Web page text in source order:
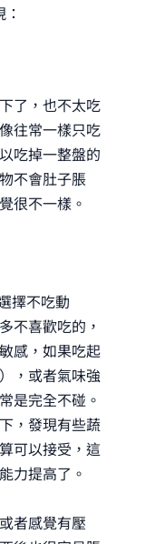
了，也不太吃
往常一樣只吃
吃掉一整盤的
不會肚子脹
很不一樣。
擇不吃動
不喜歡吃的，
感，如果吃起
，或者氣味強
是完全不碰。
，發現有些蔬
可以接受，這
力提高了。
者感覺有壓